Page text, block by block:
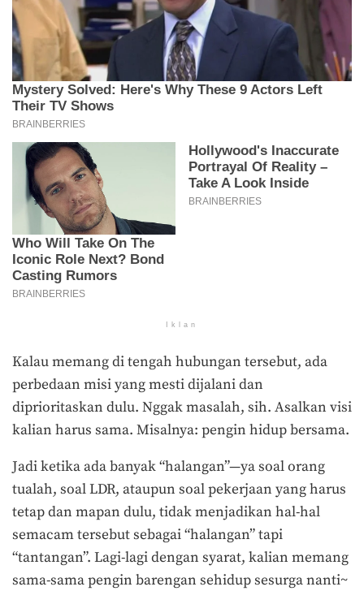
Iklan
Kalau memang di tengah hubungan tersebut, ada
perbedaan misi yang mesti dijalani dan
diprioritaskan dulu. Nggak masalah, sih. Asalkan visi
kalian harus sama. Misalnya: pengin hidup bersama.
Jadi ketika ada banyak “halangan”—ya soal orang
tualah, soal LDR, ataupun soal pekerjaan yang harus
tetap dan mapan dulu, tidak menjadikan hal-hal
semacam tersebut sebagai “halangan” tapi
“tantangan”. Lagi-lagi dengan syarat, kalian memang
sama-sama pengin barengan sehidup sesurga nanti~